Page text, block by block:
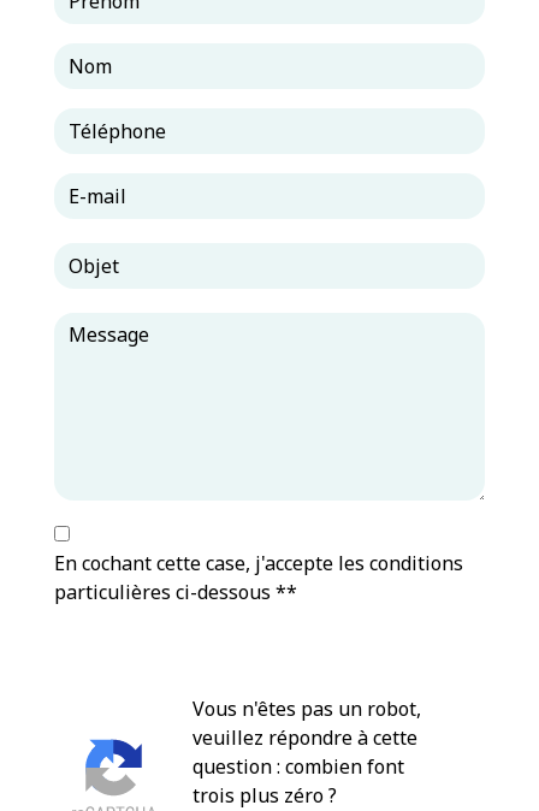
En cochant cette case, j'accepte les conditions
particulières ci-dessous **
Vous n'êtes pas un robot,
veuillez répondre à cette
question : combien font
trois plus zéro ?